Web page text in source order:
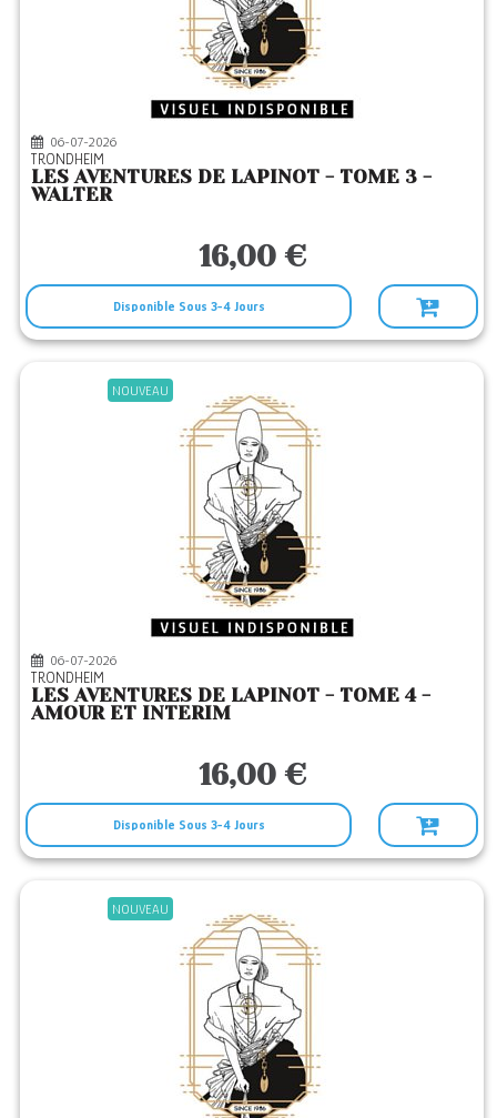
06-07-2026
TRONDHEIM
LES AVENTURES DE LAPINOT - TOME 3 -
WALTER
16,00 €
Disponible Sous 3-4 Jours
NOUVEAU
06-07-2026
TRONDHEIM
LES AVENTURES DE LAPINOT - TOME 4 -
AMOUR ET INTERIM
16,00 €
Disponible Sous 3-4 Jours
NOUVEAU